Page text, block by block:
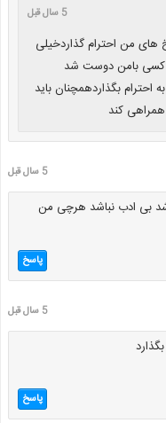
5 سال قبل
های من احترام گذاردخیلی
کسی بامن دوست شد
احترام بگذاردهمچنان باید
کند
5 سال قبل
بی ادب نباشد هرچی من
پاسخ
5 سال قبل
پاسخ